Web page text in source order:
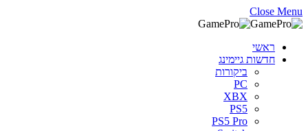
Close Menu
ראשי
חדשות גיימינג
ביקורות
PC
XBX
PS5
PS5 Pro